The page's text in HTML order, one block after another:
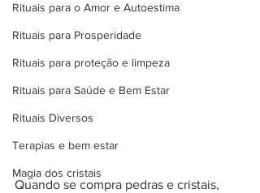
Rituais para o Amor e Autoestima
Rituais para Prosperidade
Rituais para proteção e limpeza
Rituais para Saúde e Bem Estar
Rituais Diversos
Terapias e bem estar
Magia dos cristais
Quando se compra pedras e cristais,